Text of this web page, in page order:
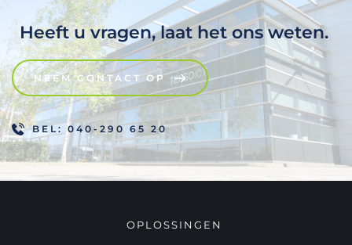
Heeft u vragen, laat het ons weten.
NEEM CONTACT OP
BEL: 040-290 65 20
OPLOSSINGEN